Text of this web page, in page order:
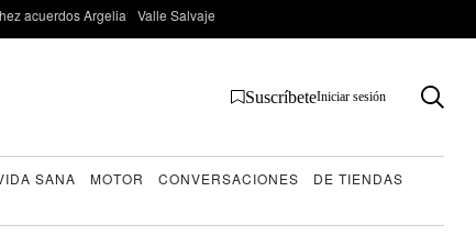
acuerdos Argelia Valle Salvaje
SuscríbeteIniciar sesión
SANA MOTOR CONVERSACIONES
DE TIENDAS